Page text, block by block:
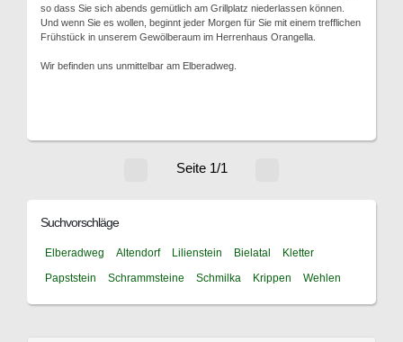
so dass Sie sich abends gemütlich am Grillplatz niederlassen können.
Und wenn Sie es wollen, beginnt jeder Morgen für Sie mit einem trefflichen
Frühstück in unserem Gewölberaum im Herrenhaus Orangella.
Wir befinden uns unmittelbar am Elberadweg.
Seite 1/1
Suchvorschläge
Elberadweg Altendorf Lilienstein Bielatal
Kletter
Papststein
Schrammsteine Schmilka Krippen Wehlen